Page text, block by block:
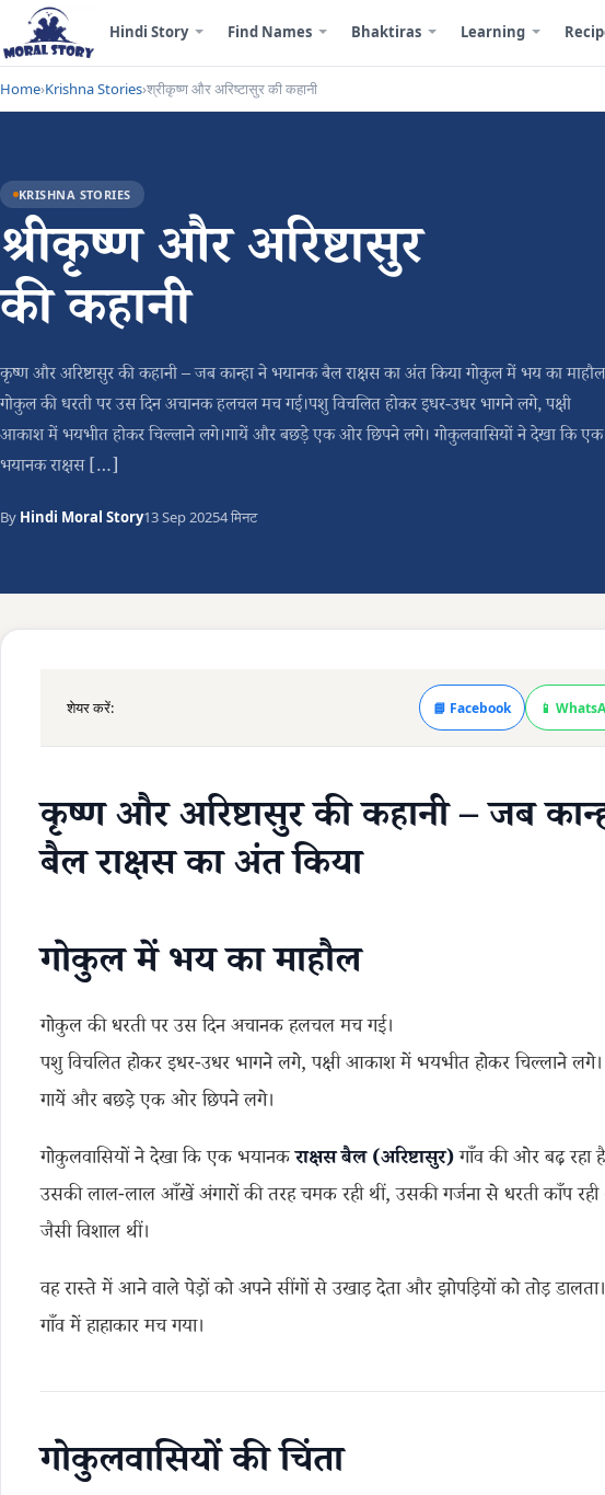
Hindi Story Find Names Bhaktiras Learning
Home›Krishna Stories›श्रीकृष्ण और अरिष्टासुर की कहानी
KRISHNA STORIES
श्रीकृष्ण और अरिष्टासुर
की कहानी
कृष्ण और अरिष्टासुर की कहानी – जब कान्हा ने भयानक बैल राक्षस का अंत किया गोकुल में भय का माहौल
गोकुल की धरती पर उस दिन अचानक हलचल मच गई।पशु विचलित होकर इधर-उधर भागने लगे, पक्षी
आकाश में भयभीत होकर चिल्लाने लगे।गायें और बछड़े एक ओर छिपने लगे। गोकुलवासियों ने देखा कि एक
भयानक राक्षस […]
By Hindi Moral Story13 Sep 20254 मिनट
शेयर करें: 📘 Facebook 📱
कृष्ण और अरिष्टासुर की कहानी – जब
बैल राक्षस का अंत किया
गोकुल में भय का माहौल
गोकुल की धरती पर उस दिन अचानक हलचल मच गई।
पशु विचलित होकर इधर-उधर भागने लगे, पक्षी आकाश में भयभीत होकर चिल्लाने लगे।
गायें और बछड़े एक ओर छिपने लगे।
गोकुलवासियों ने देखा कि एक भयानकराक्षस बैल (अरिष्टासुर)गाँव की ओर बढ़ रहा
उसकी लाल-लाल आँखें अंगारों की तरह चमक रही थीं, उसकी गर्जना से धरती काँप
जैसी विशाल थीं।
वह रास्ते में आने वाले पेड़ों को अपने सींगों से उखाड़ देता और झोपड़ियों को तोड़ डालता।
गाँव में हाहाकार मच गया।
गोकुलवासियों की चिंता